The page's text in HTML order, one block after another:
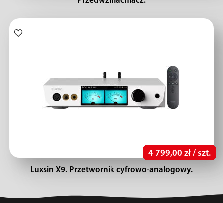
4 799,00 zł / szt.
Luxsin X9. Przetwornik cyfrowo-analogowy.